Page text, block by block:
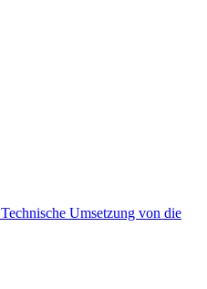
Technische Umsetzung von die